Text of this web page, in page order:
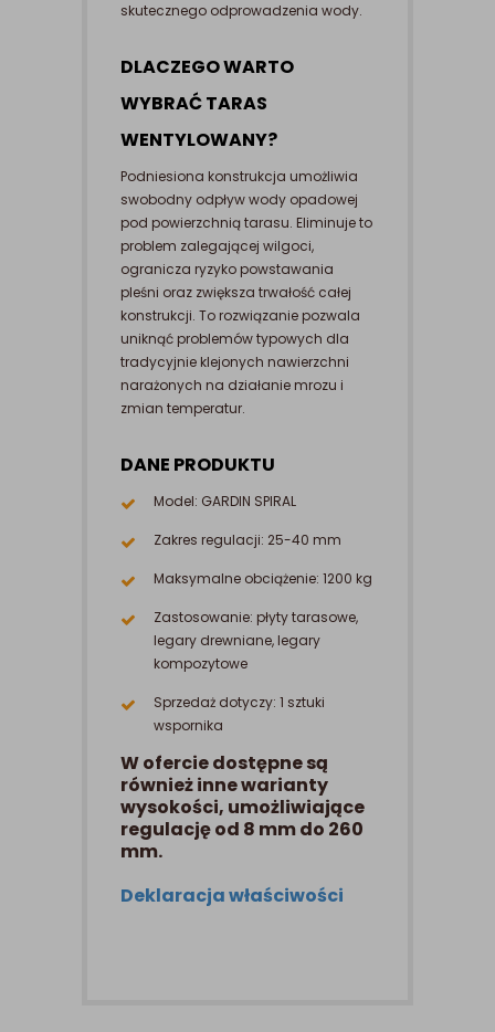
skutecznego odprowadzenia wody.
DLACZEGO WARTO
WYBRAĆ TARAS
WENTYLOWANY?
Podniesiona konstrukcja umożliwia
swobodny odpływ wody opadowej
pod powierzchnią tarasu. Eliminuje to
problem zalegającej wilgoci,
ogranicza ryzyko powstawania
pleśni oraz zwiększa trwałość całej
konstrukcji. To rozwiązanie pozwala
uniknąć problemów typowych dla
tradycyjnie klejonych nawierzchni
narażonych na działanie mrozu i
zmian temperatur.
DANE PRODUKTU
Model: GARDIN SPIRAL
Zakres regulacji: 25-40 mm
Maksymalne obciążenie: 1200 kg
Zastosowanie: płyty tarasowe,
legary drewniane, legary
kompozytowe
Sprzedaż dotyczy: 1 sztuki
wspornika
W ofercie dostępne są
również inne warianty
wysokości, umożliwiające
regulację od 8 mm do 260
mm.
Deklaracja właściwości